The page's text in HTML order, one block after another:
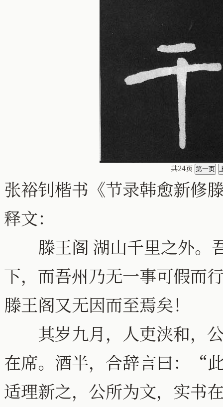
共24页
张裕钊楷书《节录韩愈新修
释文：
滕王阁 湖山千里之外。
下，而吾州乃无一事可假而
滕王阁又无因而至焉矣！
其岁九月，人吏浃和，公
在席。酒半，合辞言曰：“
适理新之，公所为文，实书